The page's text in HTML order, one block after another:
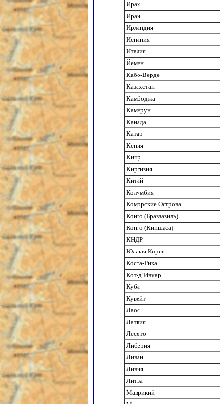
Ирак
Иран
Ирландия
Испания
Италия
Йемен
Кабо-Верде
Казахстан
Камбоджа
Камерун
Канада
Катар
Кения
Кипр
Киргизия
Китай
Колумбия
Коморские Острова
Конго (Браззавиль)
Конго (Киншаса)
КНДР
Южная Корея
Коста-Рика
Кот-д’Ивуар
Куба
Кувейт
Лаос
Латвия
Лесото
Либерия
Ливан
Ливия
Литва
Маврикий